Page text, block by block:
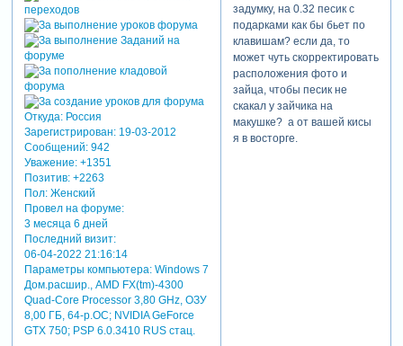
Откуда:Россия
Зарегистрирован: 19-03-2012
Сообщений:942
Уважение: +1351
Позитив: +2263
Пол:Женский
Провел на форуме:
3 месяца 6 дней
Последний визит:
06-04-2022 21:16:14
Параметры компьютера:Windows 7
Дом.расшир., AMD FX(tm)-4300
Quad-Core Processor 3,80 GHz, ОЗУ
8,00 ГБ, 64-р.ОС; NVIDIA GeForce
GTX 750; PSP 6.0.3410 RUS стац.
задумку, на 0.32 песик с
подарками как бы бьет по
клавишам? если да, то
может чуть скорректировать
расположения фото и
зайца, чтобы песик не
скакал у зайчика на
макушке? а от вашей кисы
я в восторге.